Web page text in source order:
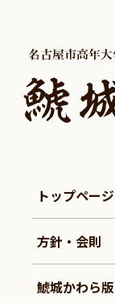
トップページ
方針・会則
鯱城かわら版